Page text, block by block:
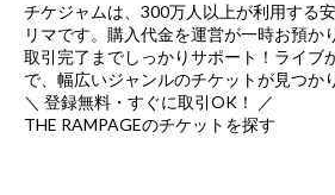
チケジャムは、 300万人以上が利用する
リマです。購入代金を運営が一時お預か
取引完了までしっかりサポート！ライブ
で、幅広いジャンルのチケットが見つか
＼ 登録無料・すぐに取引OK！ ／
THE RAMPAGEのチケットを探す